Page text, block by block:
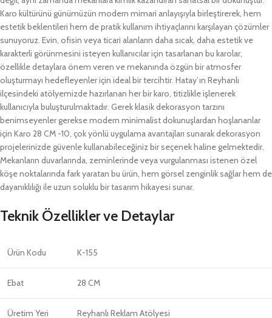
Karo kültürünü günümüzün modern mimari anlayışıyla birleştirerek, hem
estetik beklentileri hem de pratik kullanım ihtiyaçlarını karşılayan çözümler
sunuyoruz. Evin, ofisin veya ticari alanların daha sıcak, daha estetik ve
karakterli görünmesini isteyen kullanıcılar için tasarlanan bu karolar,
özellikle detaylara önem veren ve mekanında özgün bir atmosfer
oluşturmayı hedefleyenler için ideal bir tercihtir. Hatay’ın Reyhanlı
ilçesindeki atölyemizde hazırlanan her bir karo, titizlikle işlenerek
kullanıcıyla buluşturulmaktadır. Gerek klasik dekorasyon tarzını
benimseyenler gerekse modern minimalist dokunuşlardan hoşlananlar
için Karo 28 CM -10, çok yönlü uygulama avantajları sunarak dekorasyon
projelerinizde güvenle kullanabileceğiniz bir seçenek haline gelmektedir.
Mekanların duvarlarında, zeminlerinde veya vurgulanması istenen özel
köşe noktalarında fark yaratan bu ürün, hem görsel zenginlik sağlar hem de
dayanıklılığı ile uzun soluklu bir tasarım hikayesi sunar.
Teknik Özellikler ve Detaylar
Ürün Kodu K-155
Ebat 28 CM
Üretim Yeri Reyhanlı Reklam Atölyesi